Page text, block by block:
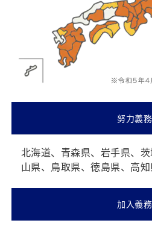
努力義務
北海道、青森県、岩手県、
山県、鳥取県、徳島県、高
加入義務